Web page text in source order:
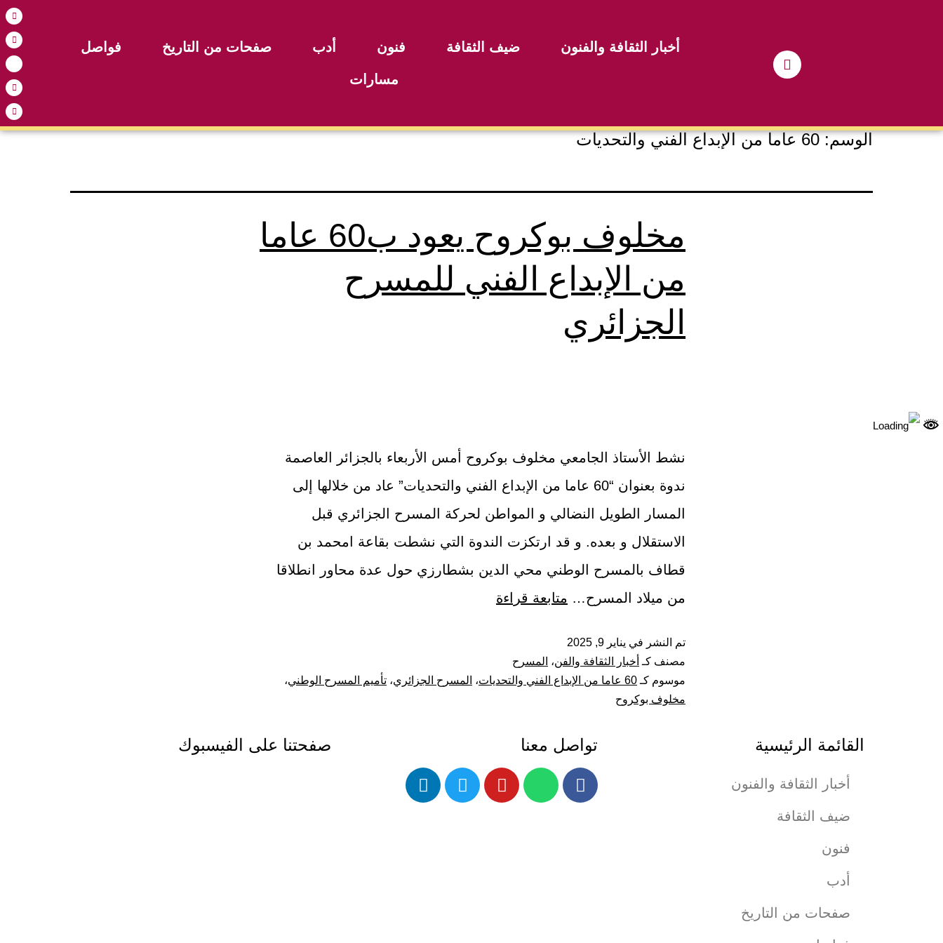
أخبار الثقافة والفنون ضيف الثقافة فنون أدب صفحات من التاريخ فواصل
مسارات
الوسم:60 عاما من الإبداع الفني والتحديات
مخلوف بوكروح يعود ب60 عاما
من الإبداع الفني للمسرح
الجزائري
نشط الأستاذ الجامعي مخلوف بوكروح أمس الأربعاء بالجزائر العاصمة
ندوة بعنوان “60 عاما من الإبداع الفني والتحديات” عاد من خلالها إلى
المسار الطويل النضالي و المواطن لحركة المسرح الجزائري قبل
الاستقلال و بعده. و قد ارتكزت الندوة التي نشطت بقاعة امحمد بن
قطاف بالمسرح الوطني محي الدين بشطارزي حول عدة محاور انطلاقا
من ميلاد المسرح… متابعة قراءة
تم النشر في يناير 9, 2025
مصنف كـ أخبار الثقافة والفن، المسرح
موسوم كـ 60 عاما من الإبداع الفني والتحديات ، المسرح الجزائري، تأميم المسرح الوطني،
مخلوف بوكروح
القائمة الرئيسية
أخبار الثقافة والفنون
ضيف الثقافة
فنون
أدب
صفحات من التاريخ
تواصل معنا صفحتنا على الفيسبوك